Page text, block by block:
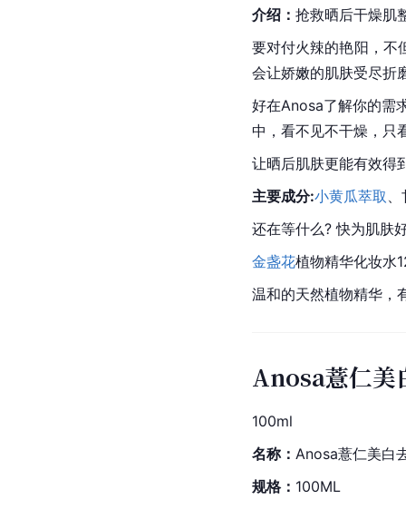
介绍： 抢救晒后干燥肌
要对付火辣的艳阳，不
会让娇嫩的肌肤受尽折
好在Anosa了解你的需
中，看不见不干燥，只
让晒后肌肤更能有效得
主要成分:小黄瓜萃取
还在等什么? 快为肌肤
金盏花植物精华化妆水
温和的天然植物精华，
Anosa薏仁美
100ml
名称： Anosa薏仁美白
规格： 100ML